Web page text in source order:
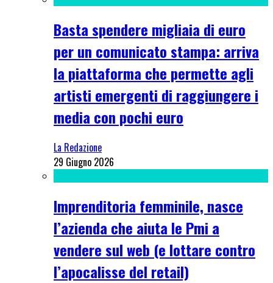
Basta spendere migliaia di euro
per un comunicato stampa: arriva
la piattaforma che permette agli
artisti emergenti di raggiungere i
media con pochi euro
La Redazione
29 Giugno 2026
Imprenditoria femminile, nasce
l’azienda che aiuta le Pmi a
vendere sul web (e lottare contro
l’apocalisse del retail)